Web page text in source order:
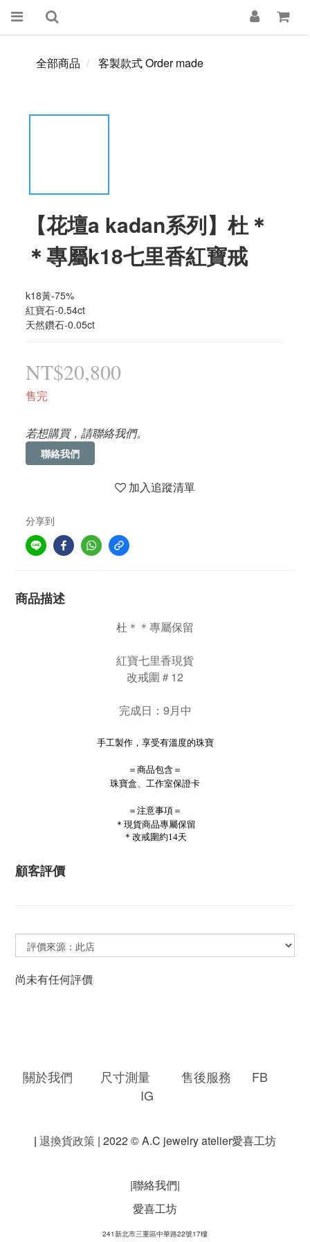
全部商品 客製款式 Order made
【花壇a kadan系列】杜＊
＊專屬k18七里香紅寶戒
k18黃-75%
紅寶石-0.54ct
天然鑽石-0.05ct
NT$20,800
售完
若想購買，請聯絡我們。
聯絡我們
加入追蹤清單
分享到
商品描述
杜＊＊專屬保留
紅寶七里香現貨
改戒圍＃12
完成日：9月中
手工製作，享受有溫度的珠寶
＝商品包含＝
珠寶盒、工作室保證卡
＝注意事項＝
＊現貨商品專屬保留
＊改戒圍約14天
顧客評價
尚未有任何評價
關於我們 尺寸測量 售後服務
FB
IG
| 退換貨政策 | 2022 © A.C jewelry atelier愛喜工坊
|聯絡我們|
愛喜工坊
241新北市三重區中華路22號17樓